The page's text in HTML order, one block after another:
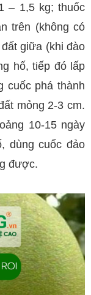
– 1,5 kg; thuốc
trên (không có
giữa (khi đào
hố, tiếp đó lấp
cuốc phá thành
mỏng 2-3 cm.
10-15 ngày
dùng cuốc đảo
được.